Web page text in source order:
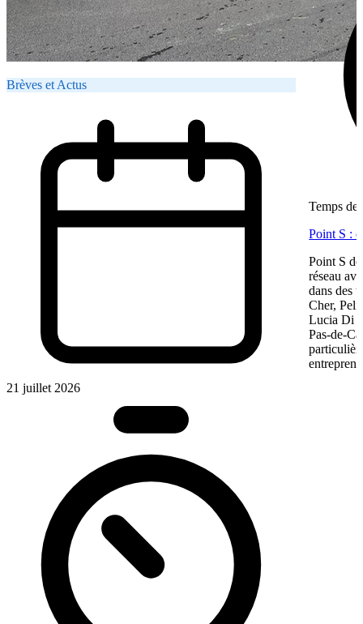
Brèves et Actus
21 juillet 2026
Temps de
Point S :
Point S
réseau
dans des
Cher,
Lucia Di
Pas-de-